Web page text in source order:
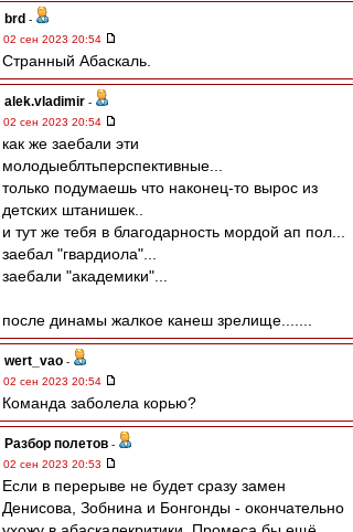
brd -
02 сен 2023 20:54
Странный Абаскаль.
alek.vladimir -
02 сен 2023 20:54
как же заебали эти
молодыеблтьперспективные...
только подумаешь что наконец-то вырос из
детских штанишек..
и тут же тебя в благодарность мордой ап пол...
заебал "гвардиола"...
заебали "академики"...
после динамы жалкое канеш зрелище.......
wert_vao -
02 сен 2023 20:54
Команда заболела корью?
Разбор полетов -
02 сен 2023 20:53
Если в перерыве не будет сразу замен
Денисова, Зобнина и Бонгонды - окончательно